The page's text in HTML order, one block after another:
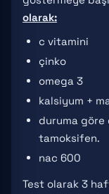
olarak:
c vitamini
çinko
omega 3
kalsiyum +
duruma
tamoksifen.
nac 600
Test olarak 3